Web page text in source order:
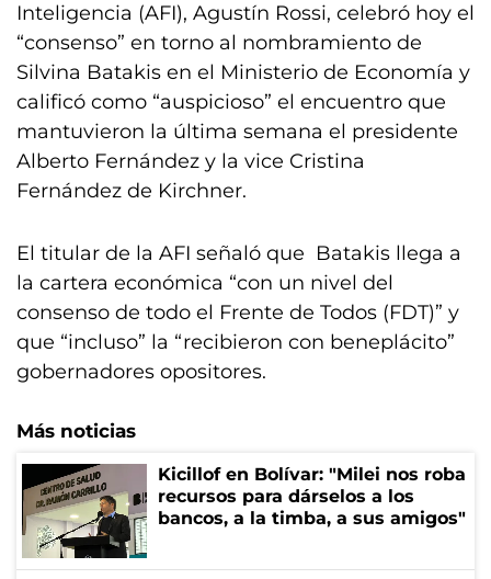
Inteligencia (AFI), Agustín Rossi, celebró hoy el
“consenso” en torno al nombramiento de
Silvina Batakis en el Ministerio de Economía y
calificó como “auspicioso” el encuentro que
mantuvieron la última semana el presidente
Alberto Fernández y la vice Cristina
Fernández de Kirchner.
El titular de la AFI señaló que Batakis llega a
la cartera económica “con un nivel del
consenso de todo el Frente de Todos (FDT)” y
que “incluso” la “recibieron con beneplácito”
gobernadores opositores.
Más noticias
Kicillof en Bolívar: "Milei nos roba
recursos para dárselos a los
bancos, a la timba, a sus amigos"